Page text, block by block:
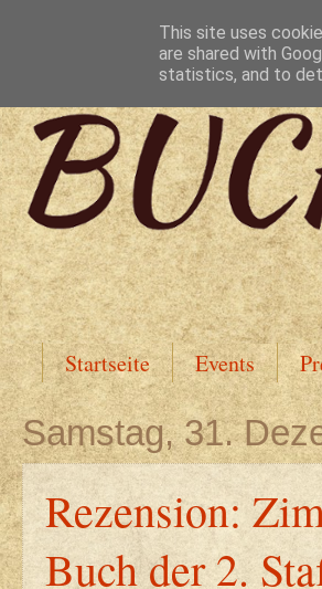
Startseite Events
Samstag, 31.
Rezension:
Buch der 2.
This site uses
are shared with
statistics, and to